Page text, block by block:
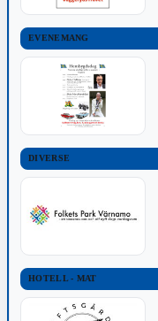
EVENEMANG
DIVERSE
HOTELL - MAT